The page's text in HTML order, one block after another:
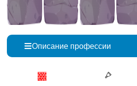
Описание профессии